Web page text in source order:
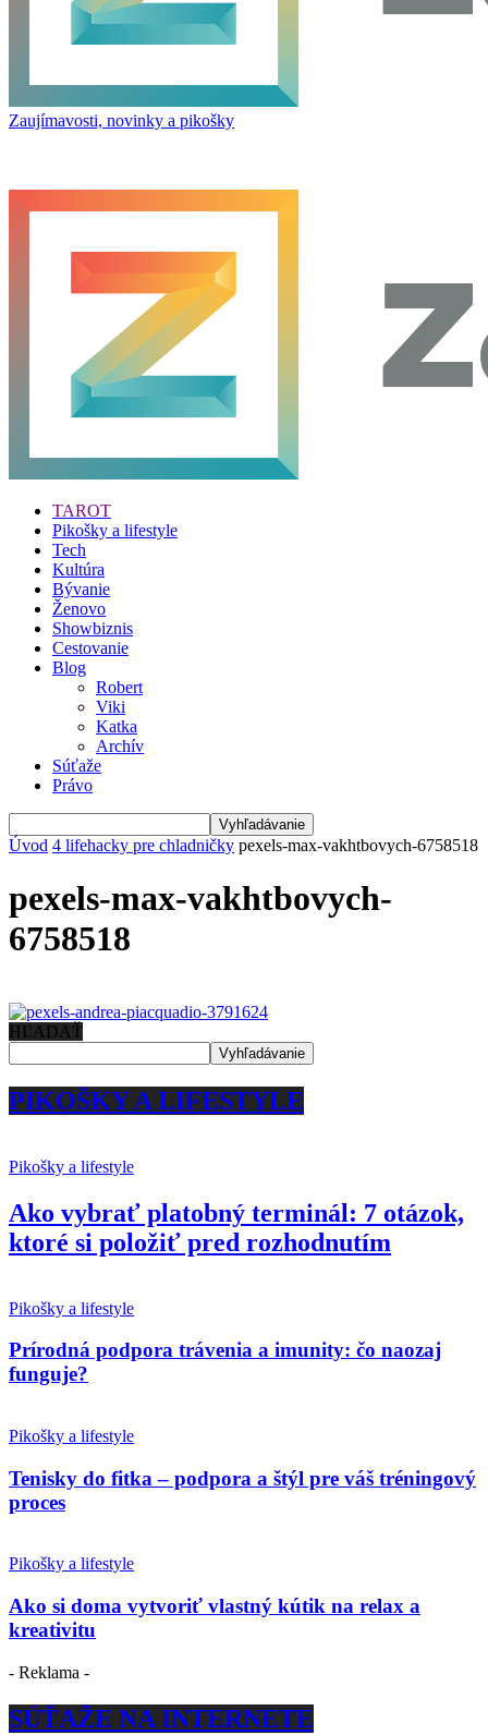
Zaujímavosti, novinky a pikošky
TAROT
Pikošky a lifestyle
Tech
Kultúra
Bývanie
Ženovo
Showbiznis
Cestovanie
Blog
Robert
Viki
Katka
Archív
Súťaže
Právo
Úvod 4 lifehacky pre chladničky pexels-max-vakhtbovych-6758518
pexels-max-vakhtbovych-
6758518
HĽADAŤ
PIKOŠKY A LIFESTYLE
Pikošky a lifestyle
Ako vybrať platobný terminál: 7 otázok,
ktoré si položiť pred rozhodnutím
Pikošky a lifestyle
Prírodná podpora trávenia a imunity: čo naozaj
funguje?
Pikošky a lifestyle
Tenisky do fitka – podpora a štýl pre váš tréningový
proces
Pikošky a lifestyle
Ako si doma vytvoriť vlastný kútik na relax a
kreativitu
- Reklama -
SÚŤAŽE NA INTERNETE